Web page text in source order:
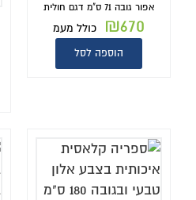
אפור גובה 71 ס"מ דגם חולית
₪670 כולל מעמ
הוספה לסל